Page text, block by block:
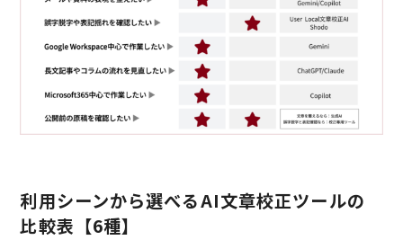
利用シーンから選べるAI文章校正ツールの
比較表【6種】